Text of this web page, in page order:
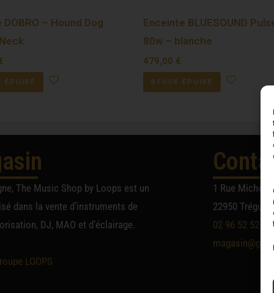
– Hound Dog
ÉPUISÉ
Enceinte BLUESOUND
80w – blanche
479,00 €
STOCK ÉPUISÉ
The Music Shop by Loops est un
dans la vente d’instruments de
DJ, MAO et d’éclairage.
LOOPS
1 Rue Michel
22950
02 96 52 52 52